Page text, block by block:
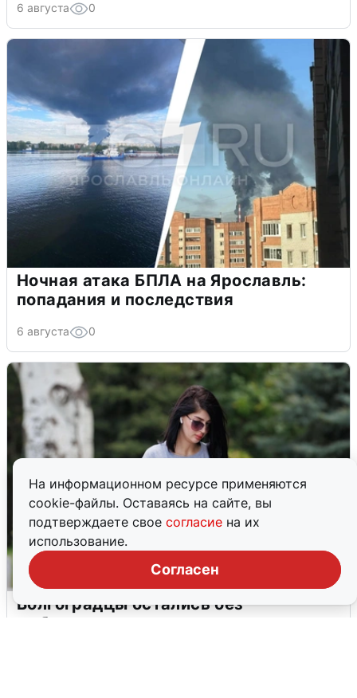
На информационном ресурсе применяются
cookie-файлы. Оставаясь на сайте, вы
подтверждаете свое согласие на их
использование.
Согласен
6 августа 0
Ночная атака БПЛА на Ярославль:
попадания и последствия
6 августа 0
Волгоградцы остались без
мобильного интернета